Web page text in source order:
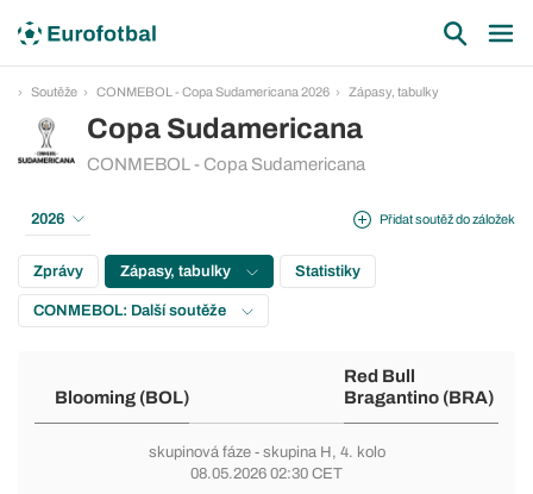
Soutěže CONMEBOL - Copa Sudamericana 2026 Zápasy, tabulky
Copa Sudamericana
CONMEBOL - Copa Sudamericana
Přidat soutěž do záložek
2026
Zprávy Zápasy, tabulky Statistiky
CONMEBOL: Další soutěže
Blooming (BOL)
Red Bull
Bragantino (BRA)
skupinová fáze- skupina H , 4. kolo
08.05.2026 02:30 CET